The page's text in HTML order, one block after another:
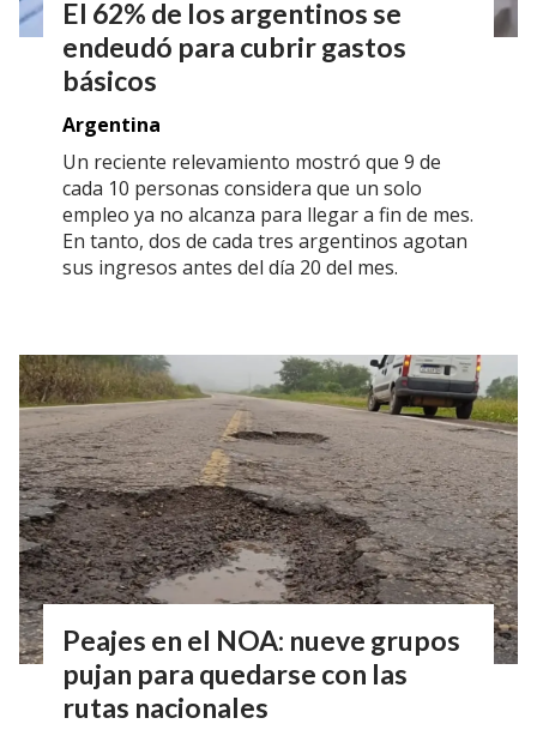
El 62% de los argentinos se
endeudó para cubrir gastos
básicos
Argentina
Un reciente relevamiento mostró que 9 de
cada 10 personas considera que un solo
empleo ya no alcanza para llegar a fin de mes.
En tanto, dos de cada tres argentinos agotan
sus ingresos antes del día 20 del mes.
Peajes en el NOA: nueve grupos
pujan para quedarse con las
rutas nacionales